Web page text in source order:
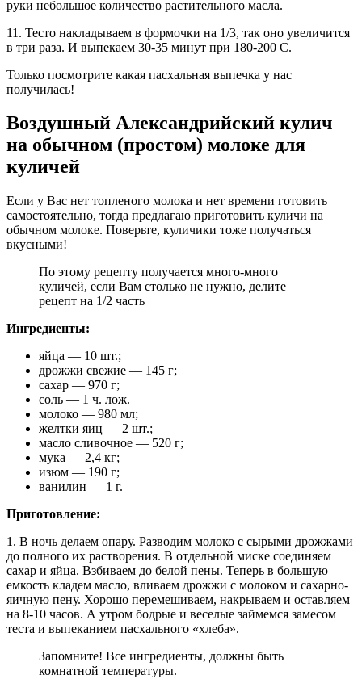
руки небольшое количество растительного масла.
11. Тесто накладываем в формочки на 1/3, так оно увеличится
в три раза. И выпекаем 30-35 минут при 180-200 С.
Только посмотрите какая пасхальная выпечка у нас
получилась!
Воздушный Александрийский кулич
на обычном (простом) молоке для
куличей
Если у Вас нет топленого молока и нет времени готовить
самостоятельно, тогда предлагаю приготовить куличи на
обычном молоке. Поверьте, куличики тоже получаться
вкусными!
По этому рецепту получается много-много
куличей, если Вам столько не нужно, делите
рецепт на 1/2 часть
Ингредиенты:
яйца — 10 шт.;
дрожжи свежие — 145 г;
сахар — 970 г;
соль — 1 ч. лож.
молоко — 980 мл;
желтки яиц — 2 шт.;
масло сливочное — 520 г;
мука — 2,4 кг;
изюм — 190 г;
ванилин — 1 г.
Приготовление:
1. В ночь делаем опару. Разводим молоко с сырыми дрожжами
до полного их растворения. В отдельной миске соединяем
сахар и яйца. Взбиваем до белой пены. Теперь в большую
емкость кладем масло, вливаем дрожжи с молоком и сахарно-
яичную пену. Хорошо перемешиваем, накрываем и оставляем
на 8-10 часов. А утром бодрые и веселые займемся замесом
теста и выпеканием пасхального «хлеба».
Запомните! Все ингредиенты, должны быть
комнатной температуры.